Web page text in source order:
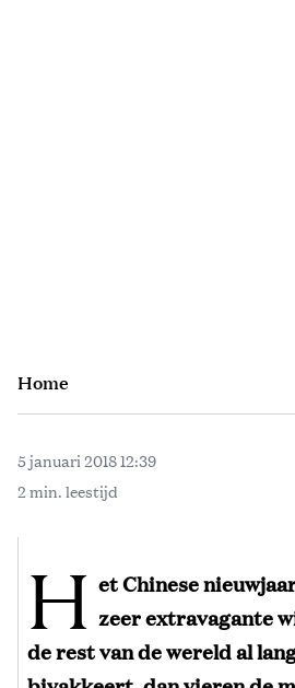
Home
5 januari 2018 12:39
2 min. leestijd
H et Chinese
zeer extravagante
de rest van de wereld al